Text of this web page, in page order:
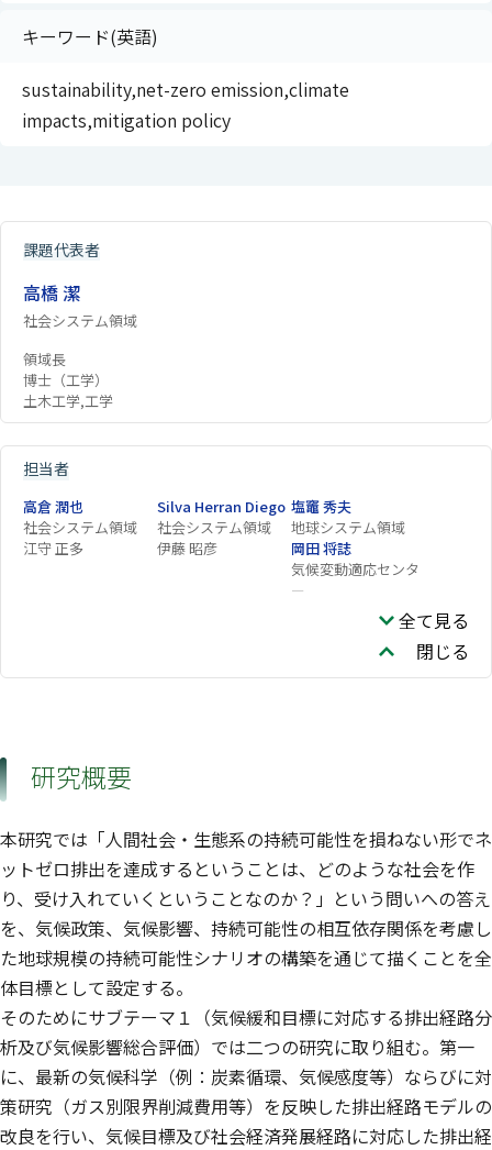
キーワード(英語)
sustainability,net-zero emission,climate
impacts,mitigation policy
課題代表者
高橋 潔
社会システム領域
領域長
博士（工学）
土木工学,工学
担当者
高倉 潤也
社会システム領域
Silva Herran Diego
社会システム領域
塩竈 秀夫
地球システム領域
江守 正多
伊藤 昭彦
岡田 将誌
気候変動適応センタ
ー
PARK Chaeyeon
ー
全て見る
閉じる
研究概要
本研究では「人間社会・生態系の持続可能性を損ねない形でネ
ットゼロ排出を達成するということは、どのような社会を作
り、受け入れていくということなのか？」という問いへの答え
を、気候政策、気候影響、持続可能性の相互依存関係を考慮し
た地球規模の持続可能性シナリオの構築を通じて描くことを全
体目標として設定する。
そのためにサブテーマ１（気候緩和目標に対応する排出経路分
析及び気候影響総合評価）では二つの研究に取り組む。第一
に、最新の気候科学（例：炭素循環、気候感度等）ならびに対
策研究（ガス別限界削減費用等）を反映した排出経路モデルの
改良を行い、気候目標及び社会経済発展経路に対応した排出経